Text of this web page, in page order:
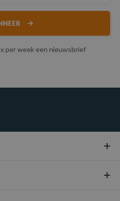
per week een nieuwsbrief